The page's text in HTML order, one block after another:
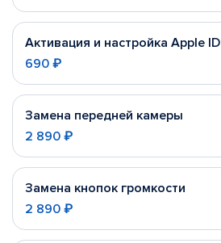
Активация и настройка Apple ID
690 ₽
Замена передней камеры
2 890 ₽
Замена кнопок громкости
2 890 ₽